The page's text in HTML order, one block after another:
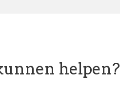
helpen?